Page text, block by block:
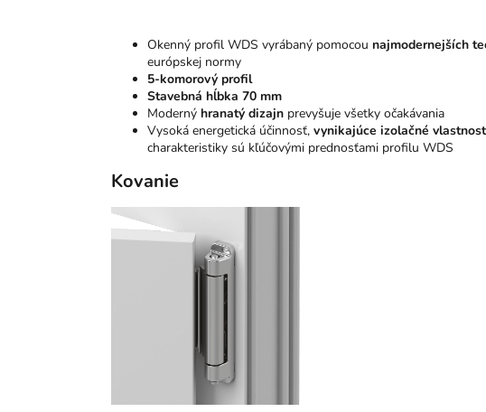
Okenný profil WDS vyrábaný pomocou najmodernejších
európskej normy
5-komorový profil
Stavebná hĺbka 70 mm
Moderný hranatý dizajn prevyšuje všetky očakávania
Vysoká energetická účinnosť, vynikajúce izolačné
charakteristiky sú kľúčovými prednosťami profilu WDS
Kovanie